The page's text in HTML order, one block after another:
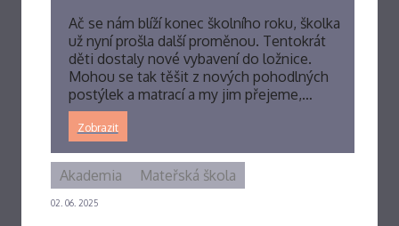
Ač se nám blíží konec školního roku, školka
už nyní prošla další proměnou. Tentokrát
děti dostaly nové vybavení do ložnice.
Mohou se tak těšit z nových pohodlných
postýlek a matrací a my jim přejeme,…
Zobrazit
02. 06. 2025
Akademia Mateřská škola